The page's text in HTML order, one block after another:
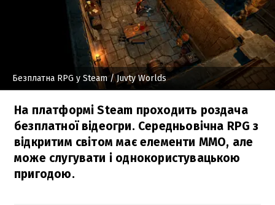
Безплатна RPG у Steam/ Juvty Worlds
На платформі Steam проходить роздача
безплатної відеогри. Середньовічна RPG з
відкритим світом має елементи MMO, але
може слугувати і однокористувацькою
пригодою.